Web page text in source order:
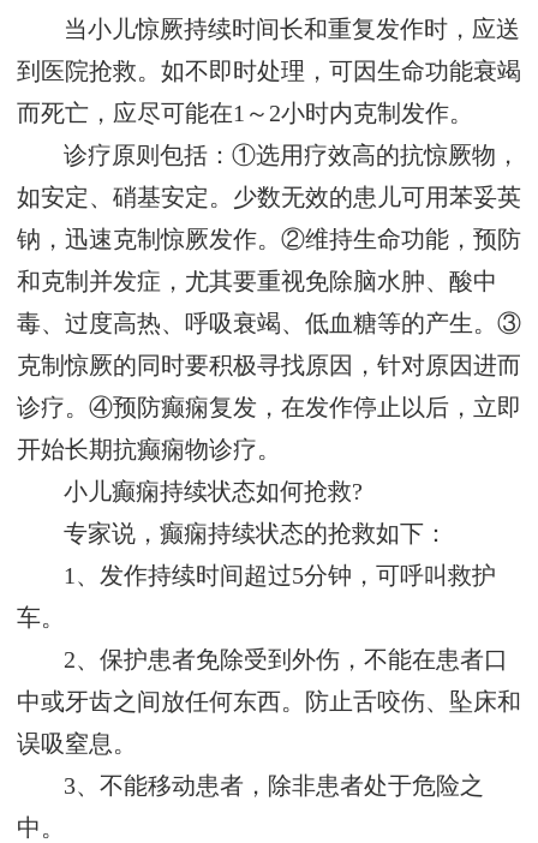
当小儿惊厥持续时间长和重复发作时，应送
到医院抢救。如不即时处理，可因生命功能衰竭
而死亡，应尽可能在1～2小时内克制发作。
诊疗原则包括：①选用疗效高的抗惊厥物，
如安定、硝基安定。少数无效的患儿可用苯妥英
钠，迅速克制惊厥发作。②维持生命功能，预防
和克制并发症，尤其要重视免除脑水肿、酸中
毒、过度高热、呼吸衰竭、低血糖等的产生。③
克制惊厥的同时要积极寻找原因，针对原因进而
诊疗。④预防癫痫复发，在发作停止以后，立即
开始长期抗癫痫物诊疗。
小儿癫痫持续状态如何抢救?
专家说，癫痫持续状态的抢救如下：
1、发作持续时间超过5分钟，可呼叫救护
车。
2、保护患者免除受到外伤，不能在患者口
中或牙齿之间放任何东西。防止舌咬伤、坠床和
误吸窒息。
3、不能移动患者，除非患者处于危险之
中。